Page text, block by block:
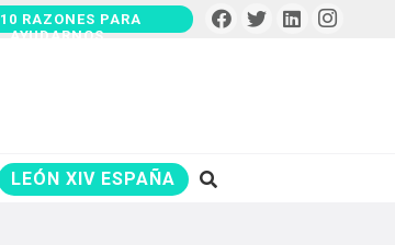
10 RAZONES PARA
AYUDARNOS
LEÓN XIV ESPAÑA